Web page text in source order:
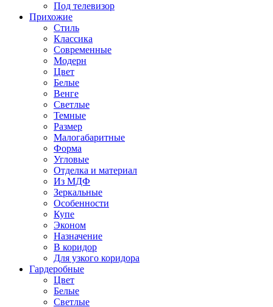
Под телевизор
Прихожие
Стиль
Классика
Современные
Модерн
Цвет
Белые
Венге
Светлые
Темные
Размер
Малогабаритные
Форма
Угловые
Отделка и материал
Из МДФ
Зеркальные
Особенности
Купе
Эконом
Назначение
В коридор
Для узкого коридора
Гардеробные
Цвет
Белые
Светлые